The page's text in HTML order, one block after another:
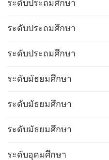
ระดับประถมศึกษา
ระดับประถมศึกษา
ระดับประถมศึกษา
ระดับมัธยมศึกษา
ระดับมัธยมศึกษา
ระดับมัธยมศึกษา
ระดับอุดมศึกษา